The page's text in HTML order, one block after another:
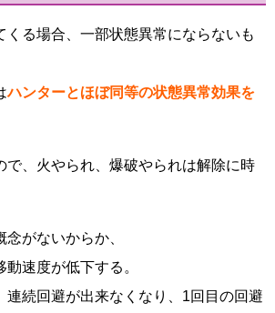
くる場合、一部状態異常にならないも
ハンターとほぼ同等の状態異常効果を
で、火やられ、爆破やられは解除に時
がないからか、
速度が低下する。
連続回避が出来なくなり、1回目の回避